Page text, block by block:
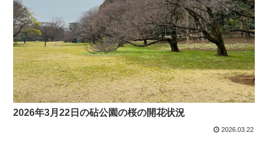
2026年3月22日の砧公園の桜の開花状況
2026.03.22